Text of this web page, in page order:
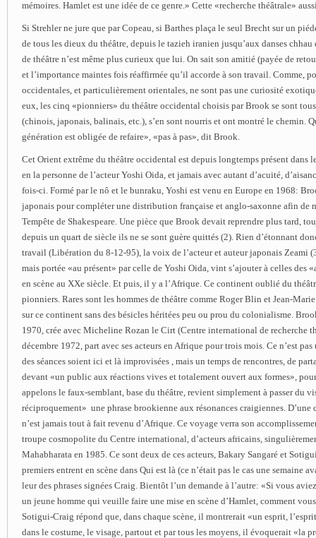
mémoires. Hamlet est une idée de ce genre.» Cette «recherche théâtrale»
Si Strehler ne jure que par Copeau, si Barthes plaça le seul Brecht sur un
de tous les dieux du théâtre, depuis le tazieh iranien jusqu’aux danses chhau
de théâtre n’est même plus curieux que lui. On sait son amitié (payée de
et l’importance maintes fois réaffirmée qu’il accorde à son travail. Comme,
occidentales, et particulièrement orientales, ne sont pas une curiosité
eux, les cinq «pionniers» du théâtre occidental choisis par Brook se sont tous
(chinois, japonais, balinais, etc.), s’en sont nourris et ont montré le chemin.
génération est obligée de refaire», «pas à pas», dit Brook.
Cet Orient extrême du théâtre occidental est depuis longtemps présent dans
en la personne de l’acteur Yoshi Oida, et jamais avec autant d’acuité,
fois-ci. Formé par le nô et le bunraku, Yoshi est venu en Europe en 1968:
japonais pour compléter une distribution française et anglo-saxonne afin de
Tempête de Shakespeare. Une pièce que Brook devait reprendre plus tard,
depuis un quart de siècle ils ne se sont guère quittés (2). Rien d’étonnant
travail (Libération du 8-12-95), la voix de l’acteur et auteur japonais Zeami
mais portée «au présent» par celle de Yoshi Oida, vint s’ajouter à celles des
en scène au XXe siècle. Et puis, il y a l’Afrique. Ce continent oublié du
pionniers. Rares sont les hommes de théâtre comme Roger Blin et Jean-Marie
sur ce continent sans des bésicles héritées peu ou prou du colonialisme.
1970, crée avec Micheline Rozan le Cirt (Centre international de recherche
décembre 1972, part avec ses acteurs en Afrique pour trois mois. Ce n’est
des séances soient ici et là improvisées ­, mais un temps de rencontres, de
devant «un public aux réactions vives et totalement ouvert aux formes»,
appelons le faux-semblant, base du théâtre, revient simplement à passer du
réciproquement» ­ une phrase brookienne aux résonances craigiennes.
n’est jamais tout à fait revenu d’Afrique. Ce voyage verra son
troupe cosmopolite du Centre international, d’acteurs africains,
Mahabharata en 1985. Ce sont deux de ces acteurs, Bakary Sangaré et
premiers entrent en scène dans Qui est là (ce n’était pas le cas une semaine
leur des phrases signées Craig. Bientôt l’un demande à l’autre: «Si vous
un jeune homme qui veuille faire une mise en scène d’Hamlet, comment
Sotigui-Craig répond que, dans chaque scène, il montrerait «un esprit,
dans le costume, le visage, partout et par tous les moyens, il évoquerait «la